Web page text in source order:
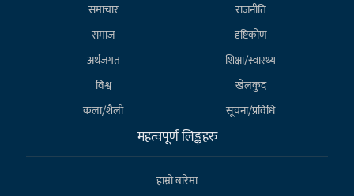
समाचार
राजनीति
समाज
दृष्टिकोण
अर्थजगत
शिक्षा/स्वास्थ्य
विश्व
खेलकुद
कला/शैली
सूचना/प्रविधि
महत्वपूर्ण लिङ्कहरु
हाम्राे बारेमा